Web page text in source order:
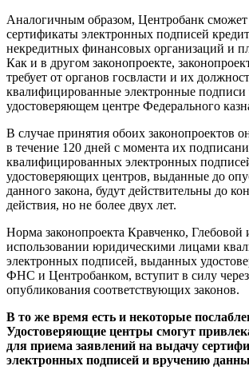
Аналогичным образом, Центробанк сможет
сертификаты электронных подписей
некредитных финансовых организаций и
Как и в другом законопроекте,
требует от органов госвласти и их
квалифицированные электронные подписи
удостоверяющем центре Федерального
В случае принятия обоих законопроектов
в течение 120 дней с момента их
квалифицированных электронных
удостоверяющих центров, выданные до
данного закона, будут действительны до
действия, но не более двух лет.
Норма законопроекта Кравченко,
использовании юридическими лицами
электронных подписей, выданных
ФНС и Центробанком, вступит в силу через
опубликования соответствующих законов.
В то же время есть и некоторые
Удостоверяющие центры смогут
для приема заявлений на выдачу
электронных подписей и вручению